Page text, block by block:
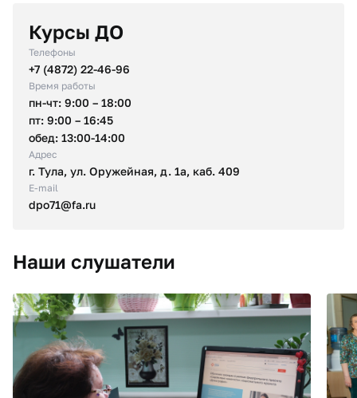
Курсы ДО
Телефоны
+7 (4872) 22-46-96
Время работы
пн-чт: 9:00 – 18:00
пт: 9:00 – 16:45
обед: 13:00-14:00
Адрес
г. Тула, ул. Оружейная, д. 1а, каб. 409
E-mail
dpo71@fa.ru
Наши слушатели